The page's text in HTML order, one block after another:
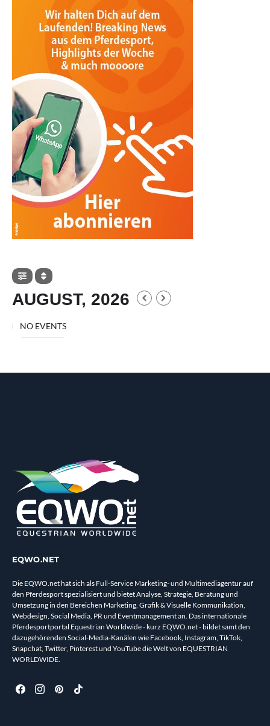
AUGUST, 2026
NO EVENTS
EQWO.NET
Die EQWO.net hat sich als Full-Service Marketing- und Multimediagentur auf
den Pferdesport spezialisiert und bietet Analyse, Strategie, Beratung und
Umsetzung in den Bereichen Marketing, Grafik & Visuelle Kommunikation,
Webdesign, Social Media, PR und Eventmanagement an. Das internationale
Pferdesportportal Equestrian Worldwide - kurz EQWO.net - bildet samt den
dazugehörenden Social-Media-Kanälen wie Facebook, Instagram, TikTok,
Snapchat, Twitter, Pinterest und YouTube die Welt von EQUESTRIAN
WORLDWIDE.